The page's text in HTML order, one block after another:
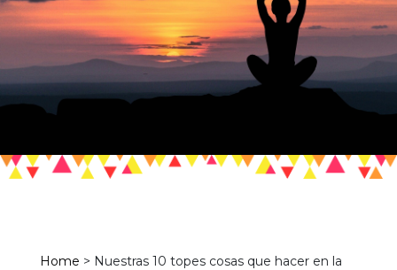
Home > Nuestras 10 topes cosas que hacer en la